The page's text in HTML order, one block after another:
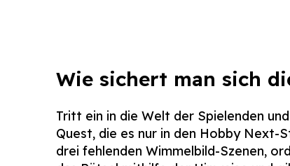
Wie sichert man sich
Tritt ein in die Welt der Spielenden
Quest, die es nur in den Hobby Next-
drei fehlenden Wimmelbild-Szenen,